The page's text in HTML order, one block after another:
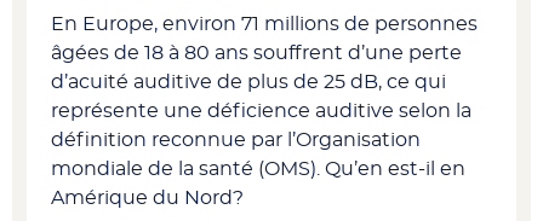
En Europe, environ 71 millions de personnes
âgées de 18 à 80 ans souffrent d’une perte
d’acuité auditive de plus de 25 dB, ce qui
représente une déficience auditive selon la
définition reconnue par l’Organisation
mondiale de la santé (OMS). Qu’en est-il en
Amérique du Nord?